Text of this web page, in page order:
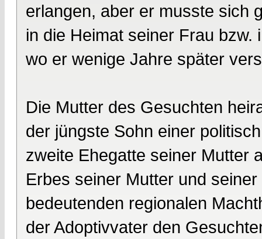
erlangen, aber er musste sich
in die Heimat seiner Frau
wo er wenige Jahre später
Die Mutter des Gesuchten
der jüngste Sohn einer
zweite Ehegatte seiner Mutter
Erbes seiner Mutter und
bedeutenden regionalen
der Adoptivvater den